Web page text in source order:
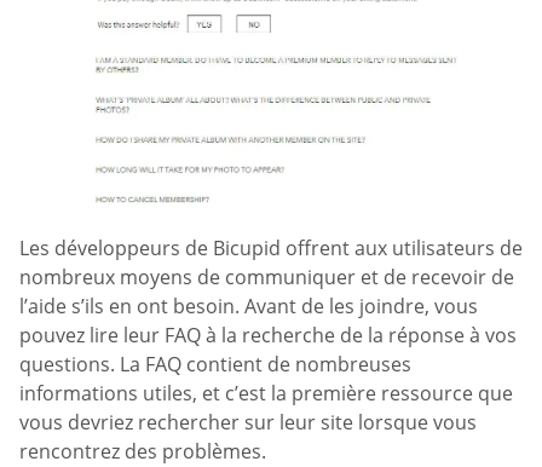
Les développeurs de Bicupid offrent aux utilisateurs de
nombreux moyens de communiquer et de recevoir de
l’aide s’ils en ont besoin. Avant de les joindre, vous
pouvez lire leur FAQ à la recherche de la réponse à vos
questions. La FAQ contient de nombreuses
informations utiles, et c’est la première ressource que
vous devriez rechercher sur leur site lorsque vous
rencontrez des problèmes.